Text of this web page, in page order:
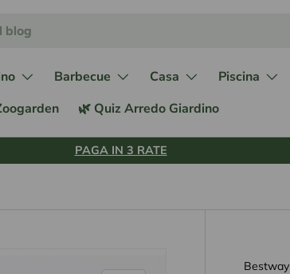
Barbecue Casa
Piscina
🌿 Quiz Arredo Giardino
PAGA IN 3 RATE
Bestway